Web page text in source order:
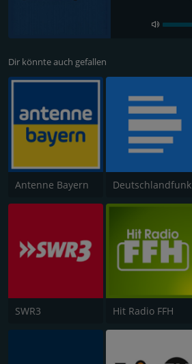
Dir könnte auch gefallen
Antenne Bayern Deutschlandfunk
SWR3 Hit Radio FFH